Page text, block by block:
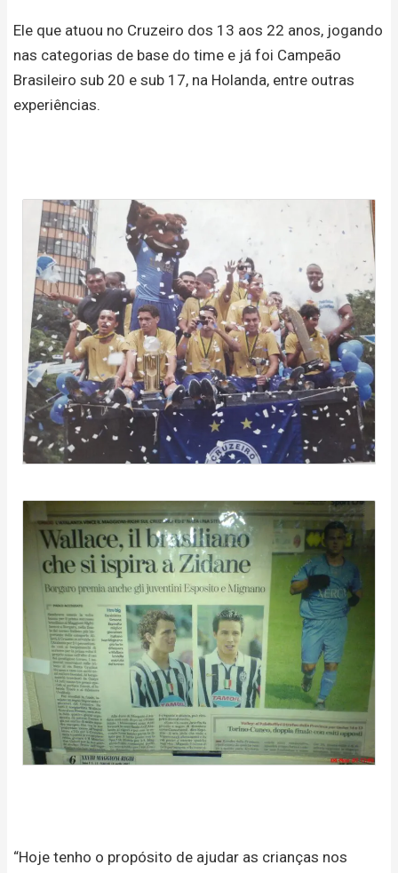
Ele que atuou no Cruzeiro dos 13 aos 22 anos, jogando
nas categorias de base do time e já foi Campeão
Brasileiro sub 20 e sub 17, na Holanda, entre outras
experiências.
“Hoje tenho o propósito de ajudar as crianças nos